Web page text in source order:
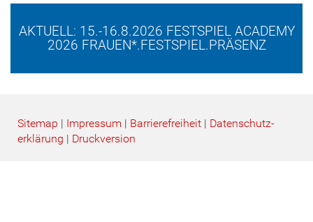
AKTUELL: 15.-16.8.2026 FESTSPIEL ACADEMY
2026 FRAUEN*.FESTSPIEL.PRÄSENZ
Sitemap | Impressum | Barrierefreiheit | Datenschutz­
erklärung | Druckversion